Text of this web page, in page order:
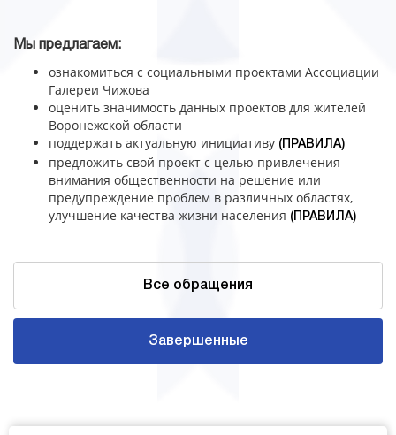
Мы предлагаем:
ознакомиться с социальными проектами Ассоциации
Галереи Чижова
оценить значимость данных проектов для жителей
Воронежской области
поддержать актуальную инициативу (ПРАВИЛА)
предложить свой проект с целью привлечения
внимания общественности на решение или
предупреждение проблем в различных областях,
улучшение качества жизни населения (ПРАВИЛА)
Все обращения
Завершенные